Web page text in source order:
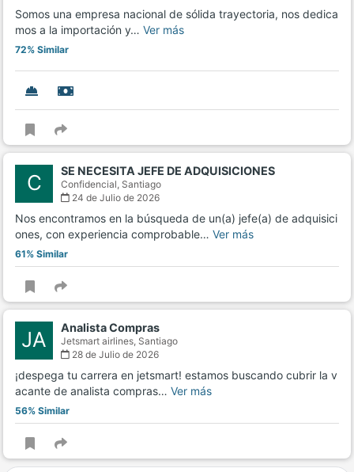
Somos una empresa nacional de sólida trayectoria, nos dedica
mos a la importación y… Ver más
72% Similar
C SE NECESITA JEFE DE ADQUISICIONES
Confidencial, Santiago
24 de Julio de 2026
Nos encontramos en la búsqueda de un(a) jefe(a) de adquisici
ones, con experiencia comprobable… Ver más
61% Similar
JA Analista Compras
Jetsmart airlines, Santiago
28 de Julio de 2026
¡despega tu carrera en jetsmart! estamos buscando cubrir la v
acante de analista compras… Ver más
56% Similar